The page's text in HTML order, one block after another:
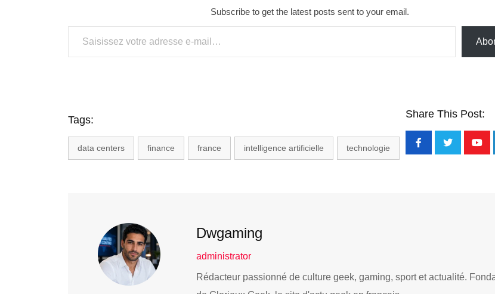
Subscribe to get the latest posts sent to your email.
Tags:
data centers finance france intelligence artificielle technologie
Share This Post:
Dwgaming
administrator
Rédacteur passionné de culture geek, gaming, sport et actualité.